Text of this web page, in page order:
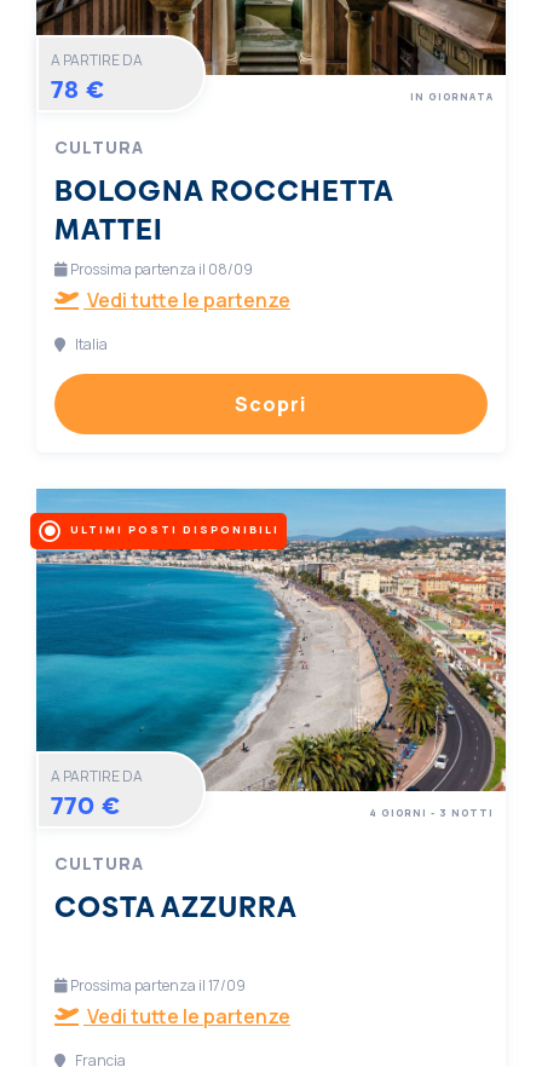
A PARTIRE DA
78 €
CULTURA
BOLOGNA ROCCHETTA
MATTEI
IN GIORNATA
Prossima partenza il 08/09
Vedi tutte le partenze
Italia
Scopri
ULTIMI POSTI DISPONIBILI
A PARTIRE DA
770 €
CULTURA
COSTA AZZURRA
4 GIORNI - 3 NOTTI
Prossima partenza il 17/09
Vedi tutte le partenze
Francia